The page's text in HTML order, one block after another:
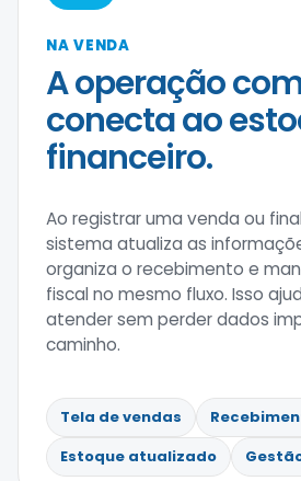
NA VENDA
A operação
conecta ao
financeiro.
Ao registrar uma venda ou
sistema atualiza as
organiza o recebimento e
fiscal no mesmo fluxo. Isso
atender sem perder dados
caminho.
Tela de vendas
Estoque atualizado